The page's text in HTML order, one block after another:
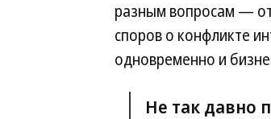
разным вопросам —
споров о конфликте
одновременно и
Не так давно